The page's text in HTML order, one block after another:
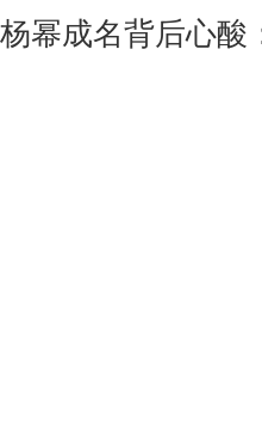
杨幂成名背后心酸